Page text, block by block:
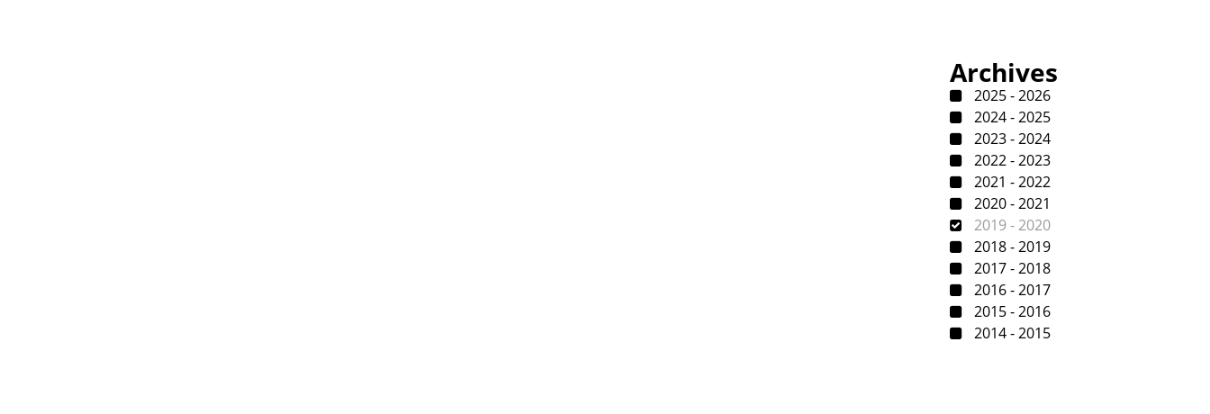
Archives
2025 - 2026
2024 - 2025
2023 - 2024
2022 - 2023
2021 - 2022
2020 - 2021
2019 - 2020
2018 - 2019
2017 - 2018
2016 - 2017
2015 - 2016
2014 - 2015